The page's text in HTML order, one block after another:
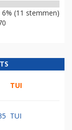
6% (11 stemmen)
TUI
TUI